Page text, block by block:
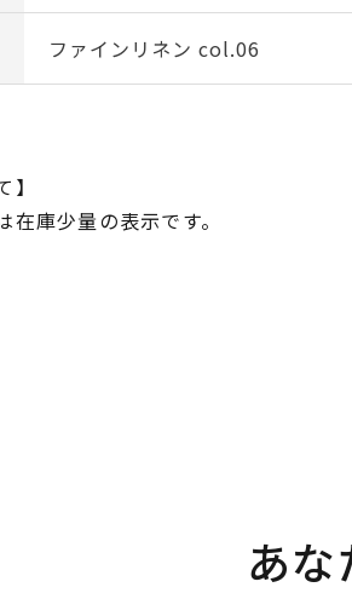
ファインリネン col.06
庫少量の表示です。
あ